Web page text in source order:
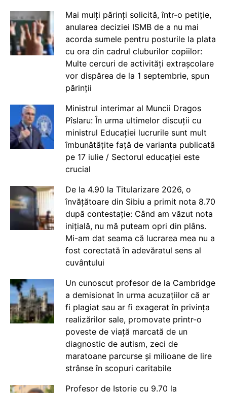
Mai mulți părinți solicită, într-o petiție,
anularea deciziei ISMB de a nu mai
acorda sumele pentru posturile la plata
cu ora din cadrul cluburilor copiilor:
Multe cercuri de activități extrașcolare
vor dispărea de la 1 septembrie, spun
părinții
Ministrul interimar al Muncii Dragos
Pîslaru: În urma ultimelor discuții cu
ministrul Educației lucrurile sunt mult
îmbunătățite față de varianta publicată
pe 17 iulie / Sectorul educației este
crucial
De la 4.90 la Titularizare 2026, o
învățătoare din Sibiu a primit nota 8.70
după contestație: Când am văzut nota
inițială, nu mă puteam opri din plâns.
Mi-am dat seama că lucrarea mea nu a
fost corectată în adevăratul sens al
cuvântului
Un cunoscut profesor de la Cambridge
a demisionat în urma acuzațiilor că ar
fi plagiat sau ar fi exagerat în privința
realizărilor sale, promovate printr-o
poveste de viață marcată de un
diagnostic de autism, zeci de
maratoane parcurse și milioane de lire
strânse în scopuri caritabile
Profesor de Istorie cu 9.70 la